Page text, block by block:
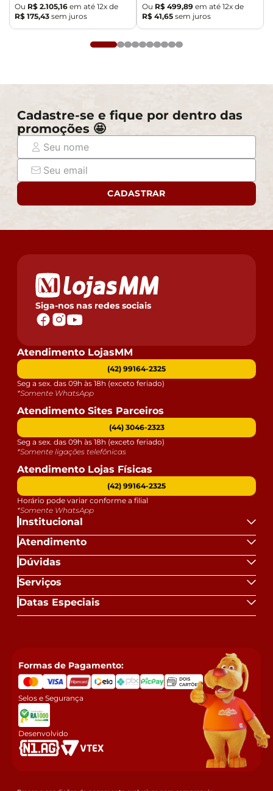
Ou R$ 2.105,16 em até 12x de
R$ 175,43 sem juros
Ou R$ 499,89 em até 12x de
R$ 41,65 sem juros
Cadastre-se e fique por dentro das
promoções 🤩
CADASTRAR
Siga-nos nas redes sociais
Institucional
Atendimento
Dúvidas
Serviços
Datas Especiais
Atendimento LojasMM
(42) 99164-2325
Seg a sex. das 09h às 18h (exceto feriado)
*Somente WhatsApp
Atendimento Sites Parceiros
(44) 3046-2323
Seg a sex. das 09h às 18h (exceto feriado)
*Somente ligações telefônicas
Atendimento Lojas Físicas
(42) 99164-2325
Horário pode variar conforme a filial
*Somente WhatsApp
Formas de Pagamento:
Selos e Segurança
Desenvolvido